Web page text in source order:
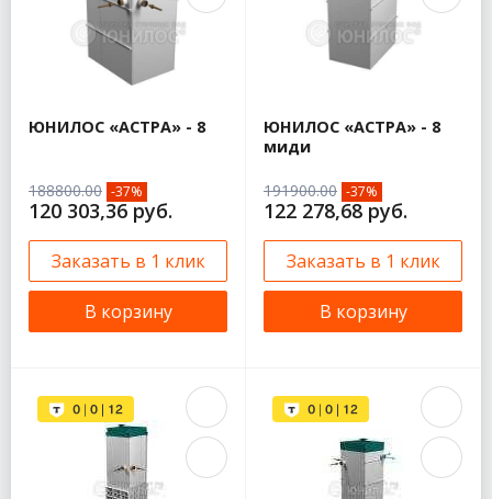
ЮНИЛОС «АСТРА» - 8
188800.00 -37%
120 303,36 руб.
Заказать в 1 клик
В корзину
ЮНИЛОС «АСТРА» - 8
миди
191900.00 -37%
122 278,68 руб.
Заказать в 1 клик
В корзину